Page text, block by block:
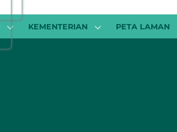
KEMENTERIAN PETA LAMAN